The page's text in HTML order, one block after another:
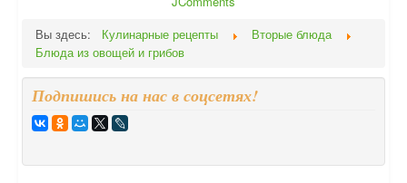
Вы здесь:
Кулинарные рецепты
Вторые блюда
Блюда из овощей и грибов
Подпишись на нас в соцсетях!